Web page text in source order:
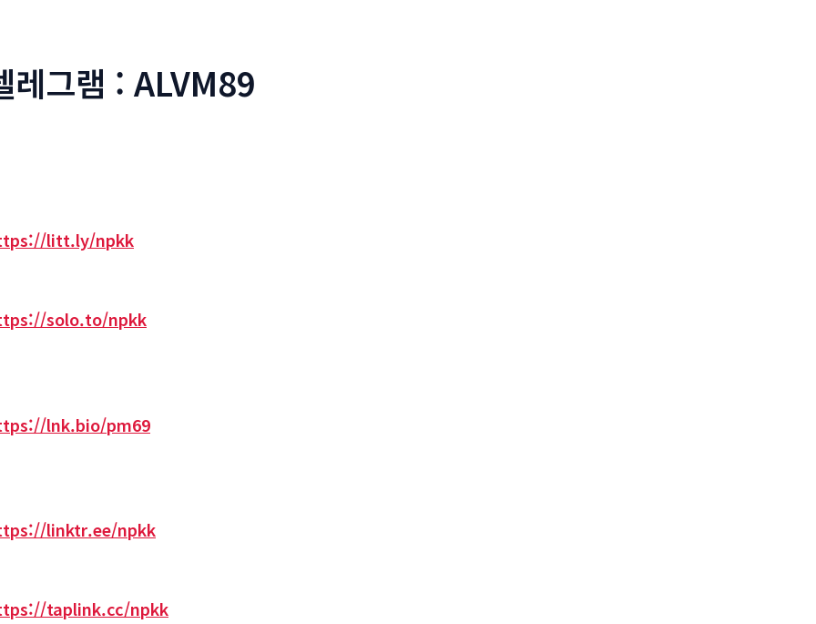
레그램 : ALVM89
litt.ly/npkk
solo.to/npkk
lnk.bio/pm69
linktr.ee/npkk
taplink.cc/npkk